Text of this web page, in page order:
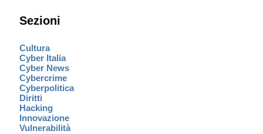
Sezioni
Cultura
Cyber Italia
Cyber News
Cybercrime
Cyberpolitica
Diritti
Hacking
Innovazione
Vulnerabilità